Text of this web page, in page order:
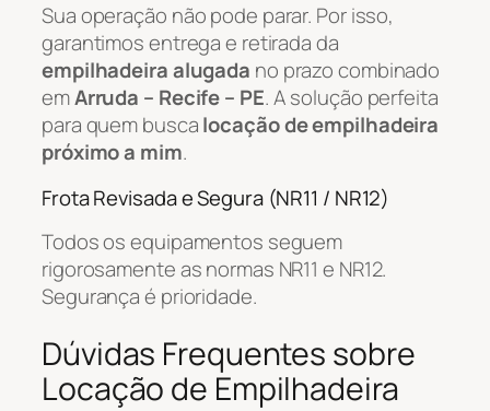
Sua operação não pode parar. Por isso,
garantimos entrega e retirada da
empilhadeira alugada no prazo combinado
emArruda – Recife – PE. A solução perfeita
para quem buscalocação de empilhadeira
próximo a mim.
Frota Revisada e Segura (NR11 / NR12)
Todos os equipamentos seguem
rigorosamente as normas NR11 e NR12.
Segurança é prioridade.
Dúvidas Frequentes sobre
Locação de Empilhadeira